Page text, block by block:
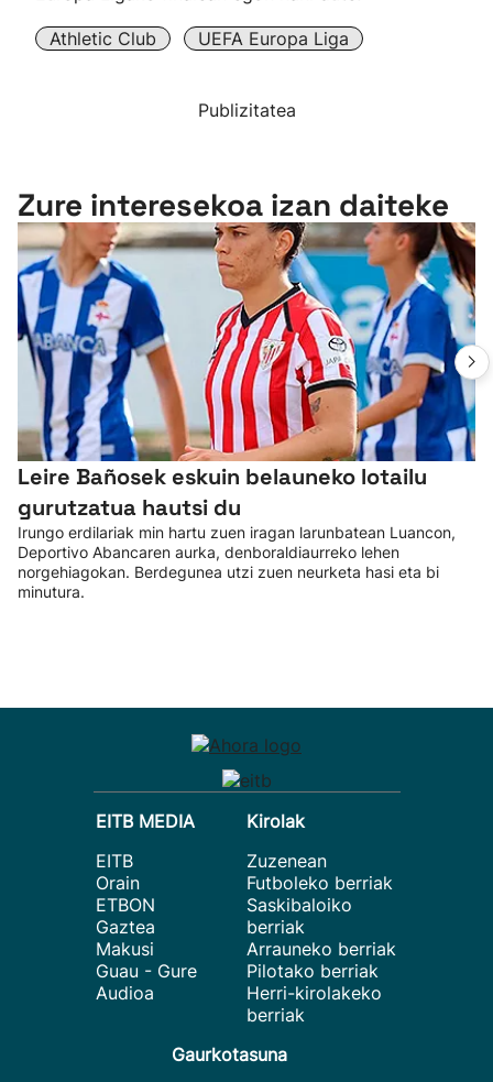
Athletic Club UEFA Europa Liga
Publizitatea
Zure interesekoa izan daiteke
Leire Bañosek eskuin belauneko lotailu
gurutzatua hautsi du
Irungo erdilariak min hartu zuen iragan larunbatean Luancon,
Deportivo Abancaren aurka, denboraldiaurreko lehen
norgehiagokan. Berdegunea utzi zuen neurketa hasi eta bi
minutura.
EITB MEDIA
EITB
Orain
ETBON
Gaztea
Makusi
Guau - Gure
Audioa
Kirolak
Zuzenean
Futboleko berriak
Saskibaloiko
berriak
Arrauneko berriak
Pilotako berriak
Herri-kirolakeko
berriak
Gaurkotasuna